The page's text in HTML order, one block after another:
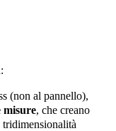
(non al pannello),
misure, che creano
tridimensionalità